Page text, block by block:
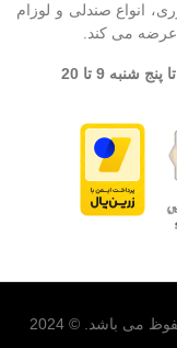
انواع صندلی و لوزام
عرضه می کند.
می باشد. © 2024